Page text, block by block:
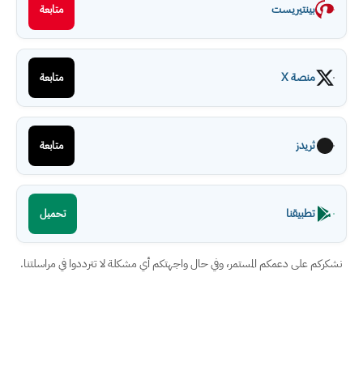
بينتيريست متابعة
منصة X متابعة
ثريدز متابعة
تطبيقنا تحميل
نشكركم على دعمكم المستمر، وفي حال واجهتكم أي مشكلة لا تترددوا في مراسلتنا.